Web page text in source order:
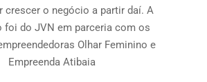
crescer o negócio a partir daí. A
foi do JVN em parceria com os
Olhar Feminino e
Empreenda Atibaia